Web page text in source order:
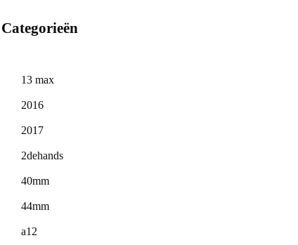
Categorieën
13 max
2016
2017
2dehands
40mm
44mm
a12